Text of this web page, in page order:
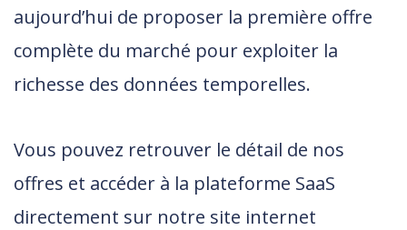
aujourd’hui de proposer la première offre
complète du marché pour exploiter la
richesse des données temporelles.
Vous pouvez retrouver le détail de nos
offres et accéder à la plateforme SaaS
directement sur notre site internet